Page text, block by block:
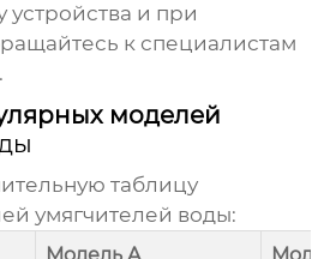
устройства и при
к специалистам
моделей
таблицу
умягчителей воды: